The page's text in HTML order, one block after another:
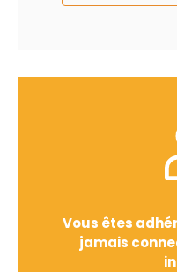
Vous êtes
jamais